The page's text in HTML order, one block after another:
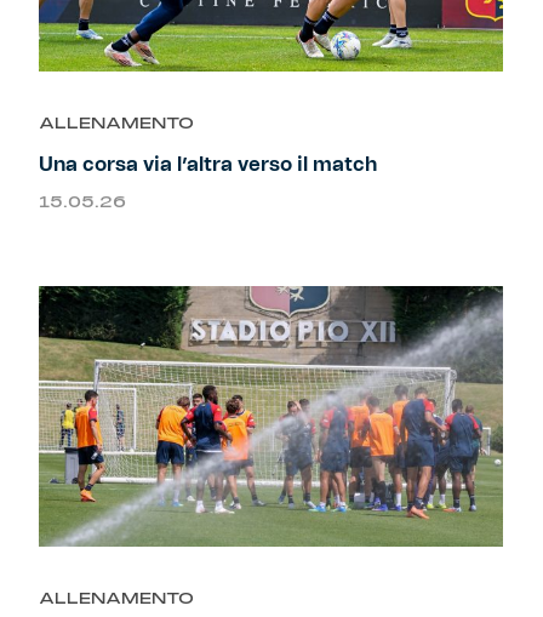
ALLENAMENTO
Una corsa via l’altra verso il match
15.05.26
ALLENAMENTO